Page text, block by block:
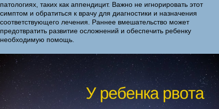
патологиях, таких как аппендицит. Важно не игнорировать этот
симптом и обратиться к врачу для диагностики и назначения
соответствующего лечения. Раннее вмешательство может
предотвратить развитие осложнений и обеспечить ребенку
необходимую помощь.